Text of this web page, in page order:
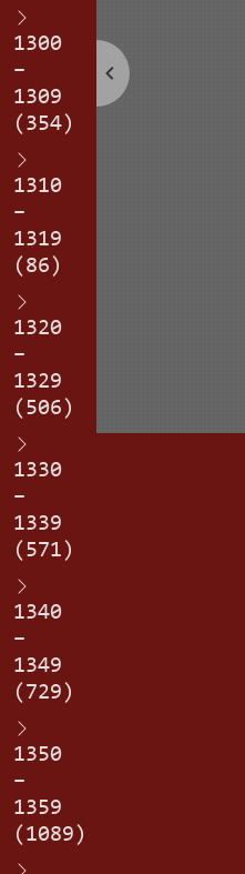
1300
–
1309
(354)
1310
–
1319
(86)
1320
–
1329
(506)
1330
–
1339
(571)
1340
–
1349
(729)
1350
–
1359
(1089)